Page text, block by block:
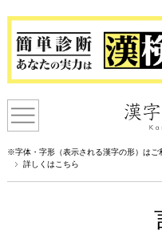
※字体・字形（表示される漢字の形）はご
詳しくはこちら